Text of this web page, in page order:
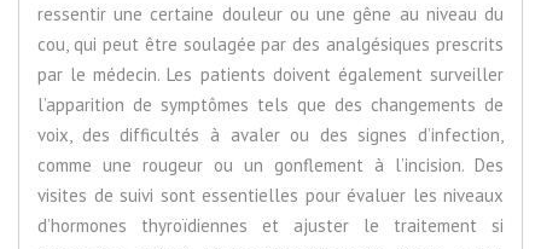
ressentir une certaine douleur ou une gêne au niveau du
cou, qui peut être soulagée par des analgésiques prescrits
par le médecin. Les patients doivent également surveiller
l’apparition de symptômes tels que des changements de
voix, des difficultés à avaler ou des signes d’infection,
comme une rougeur ou un gonflement à l’incision. Des
visites de suivi sont essentielles pour évaluer les niveaux
d’hormones thyroïdiennes et ajuster le traitement si